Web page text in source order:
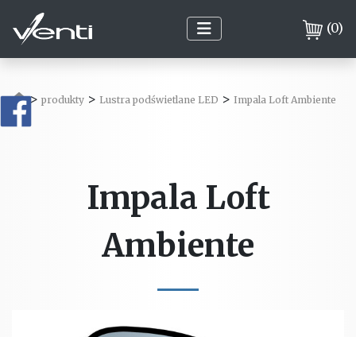
(0)
> produkty > Lustra podświetlane LED > Impala Loft Ambiente
Impala Loft
Ambiente